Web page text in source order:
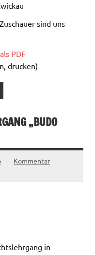
sind uns
PDF
drucken)
„BUDO
Kommentar
in